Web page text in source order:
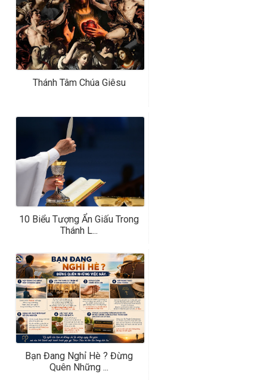
Thánh Tâm Chúa Giêsu
10 Biểu Tượng Ẩn Giấu Trong
Thánh L...
Bạn Đang Nghỉ Hè ? Đừng
Quên Những ...